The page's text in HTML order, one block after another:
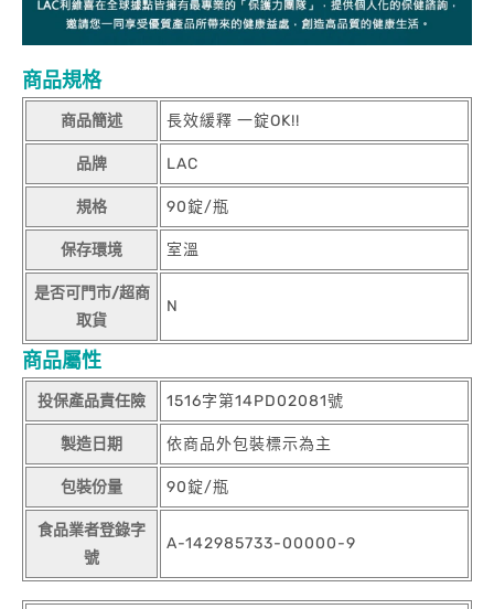
商品規格
商品簡述 長效緩釋 一錠OK!!
品牌 LAC
規格 90錠/瓶
保存環境 室溫
是否可門市/超商
取貨
N
商品屬性
投保產品責任險 1516字第14PD02081號
製造日期 依商品外包裝標示為主
包裝份量 90錠/瓶
食品業者登錄字
號
A-142985733-00000-9